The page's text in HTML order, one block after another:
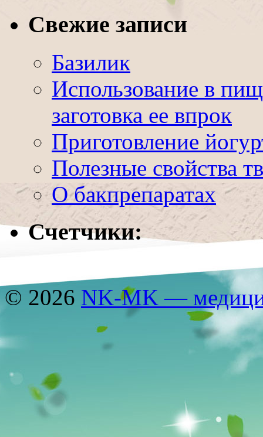
Свежие записи
Базилик
Использование в
заготовка ее впрок
Приготовление
Полезные свойства
О бакпрепаратах
Счетчики:
© 2026 NK-MK —